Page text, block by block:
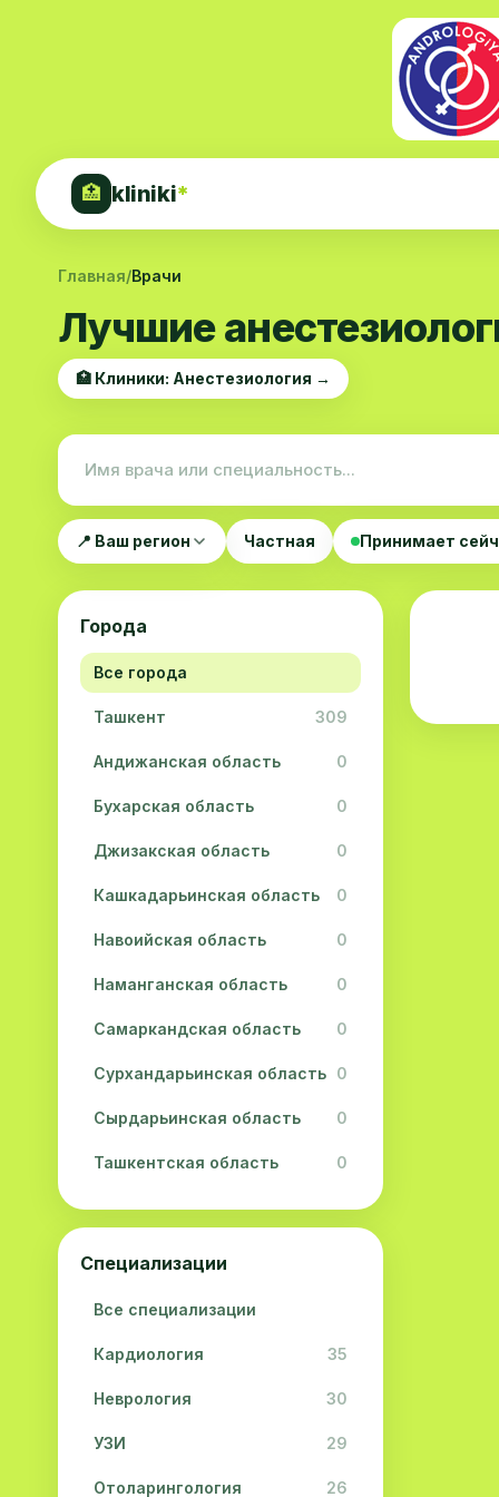
🏥 kliniki*
Главная/Врачи
Лучшие
🏥 Клиники: Анестезиология →
📍 Ваш регион Частная Принимает
Города
Все города
Ташкент 309
Андижанская область 0
Бухарская область 0
Джизакская область 0
Кашкадарьинская область 0
Навоийская область 0
Наманганская область 0
Самаркандская область 0
Сурхандарьинская область 0
Сырдарьинская область 0
Ташкентская область 0
Ферганская область 0
Специализации
Все специализации
Кардиология 35
Неврология 30
УЗИ 29
Отоларингология 26